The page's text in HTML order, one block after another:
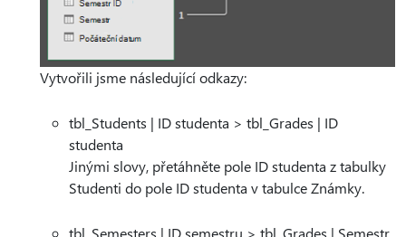
Vytvořili jsme následující odkazy:
tbl_Students | ID studenta > tbl_Grades | ID
studenta
Jinými slovy, přetáhněte pole ID studenta z tabulky
Studenti do pole ID studenta v tabulce Známky.
tbl_Semesters | ID semestru > tbl_Grades | Semestr